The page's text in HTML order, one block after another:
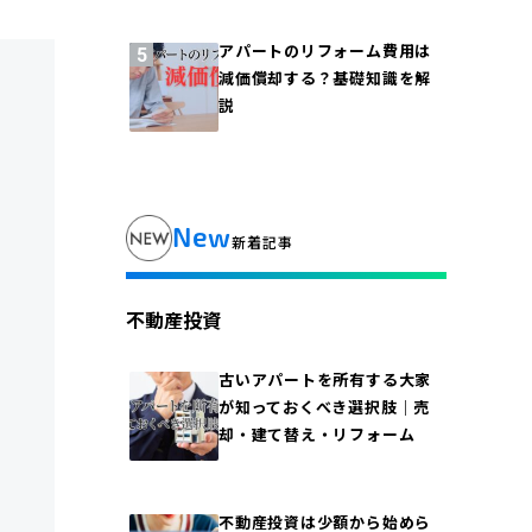
アパートのリフォーム費用は
減価償却する？基礎知識を解
説
New新着記事
不動産投資
古いアパートを所有する大家
が知っておくべき選択肢｜売
却・建て替え・リフォーム
不動産投資は少額から始めら